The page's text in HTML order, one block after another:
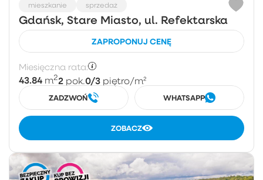
mieszkanie sprzedaż
Gdańsk, Stare Miasto, ul. Refektarska
ZAPROPONUJ CENĘ
Miesięczna rata:
43.84 m22 pok.0/3 piętro/m²
ZADZWOŃ WHATSAPP
ZOBACZ